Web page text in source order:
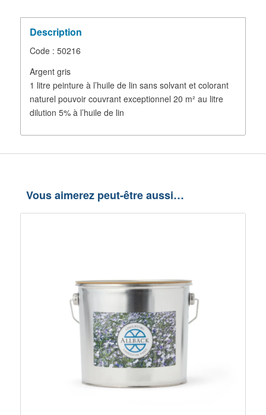
Description
Code : 50216
Argent gris
1 litre peinture à l’huile de lin sans solvant et colorant
naturel pouvoir couvrant exceptionnel 20 m² au litre
dilution 5% à l’huile de lin
Vous aimerez peut-être aussi…